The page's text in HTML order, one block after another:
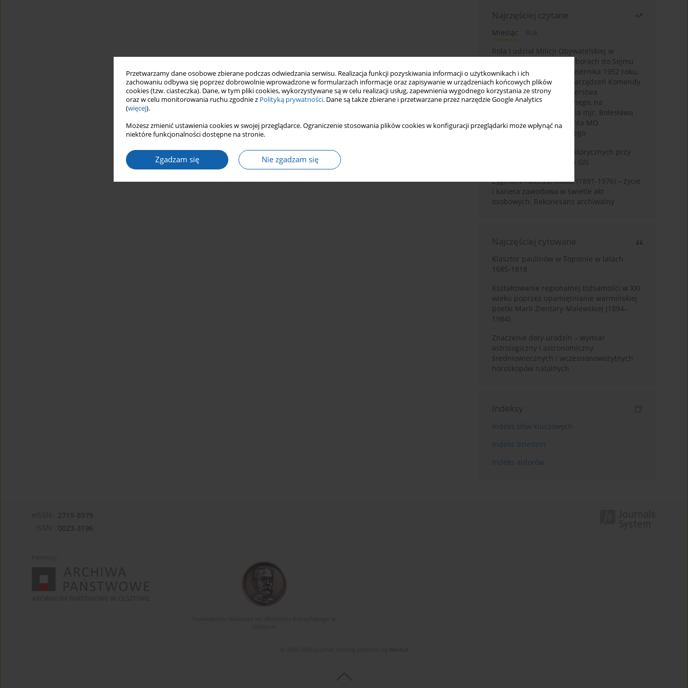
Przetwarzamy dane osobowe zbierane podczas odwiedzania serwisu. Realizacja funkcji pozyskiwania informacji o użytkownikach i ich
zachowaniu odbywa się poprzez dobrowolnie wprowadzone w formularzach informacje oraz zapisywanie w urządzeniach końcowych plików
cookies (tzw. ciasteczka). Dane, w tym pliki cookies, wykorzystywane są w celu realizacji usług, zapewnienia wygodnego korzystania ze strony
oraz w celu monitorowania ruchu zgodnie z Polityką prywatności. Dane są także zbierane i przetwarzane przez narzędzie Google Analytics
(więcej).
Możesz zmienić ustawienia cookies w swojej przeglądarce. Ograniczenie stosowania plików cookies w konfiguracji przeglądarki może wpłynąć na
niektóre funkcjonalności dostępne na stronie.
Zgadzam się Nie zgadzam się
Najczęściej czytane
Miesiąc
Rok
Rola i udział Milicji Obywatelskiej w
kampanii wyborczej i wyborach do Sejmu
PRL I kadencji z 26 października 1952 roku,
w świetle wytycznych i zarządzeń Komendy
Głównej MO oraz Ministerstwa
Bezpieczeństwa Publicznego, na
przykładzie sprawozdania mjr. Bolesława
Wyszyńskiego komendanta MO
województwa olsztyńskiego
Granica w badaniach historycznych przy
wykorzystaniu serwerów GIS
Zygmunt Tadeusz Robel (1891-1976) – życie
i kariera zawodowa w świetle akt
osobowych. Rekonesans archiwalny
Najczęściej cytowane
Klasztor paulinów w Topolnie w latach
1685-1818
Kształtowanie regionalnej tożsamości w XXI
wieku poprzez upamiętnianie warmińskiej
poetki Marii Zientary-Malewskiej (1894–
1984)
Znaczenie daty urodzin – wymiar
astrologiczny i astronomiczny
średniowiecznych i wczesnonowożytnych
horoskopów natalnych
Indeksy
Indeks słów kluczowych
Indeks dziedzin
Indeks autorów
2719-8979
0023-3196
Bentus